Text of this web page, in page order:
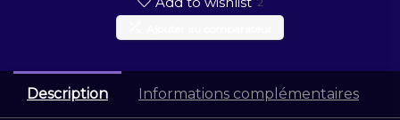
Description Informations complémentaires